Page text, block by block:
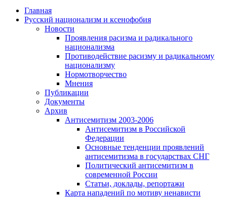
Главная
Русский национализм и ксенофобия
Новости
Проявления расизма и радикального
национализма
Противодействие расизму и радикальному
национализму
Нормотворчество
Мнения
Публикации
Документы
Архив
Антисемитизм 2003-2006
Антисемитизм в Российской
Федерации
Основные тенденции проявлений
антисемитизма в государствах СНГ
Политический антисемитизм в
современной России
Статьи, доклады, репортажи
Карта нападений по мотиву ненависти